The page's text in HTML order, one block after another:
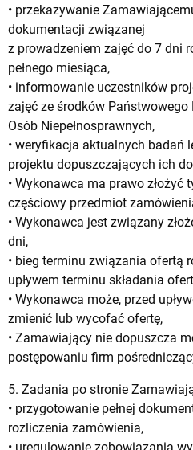
• przekazywanie
dokumentacji związanej
z prowadzeniem zajęć do 7 dni
pełnego miesiąca,
• informowanie uczestników
zajęć ze środków
Osób Niepełnosprawnych,
• weryfikacja aktualnych badań
projektu dopuszczających ich
• Wykonawca ma prawo złożyć
częściowy przedmiot
• Wykonawca jest związany
dni,
• bieg terminu związania ofertą
upływem terminu składania
• Wykonawca może, przed
zmienić lub wycofać ofertę,
• Zamawiający nie dopuszcza
postępowaniu firm
5. Zadania po stronie
• przygotowanie pełnej
rozliczenia zamówienia,
• uregulowanie zobowiązania